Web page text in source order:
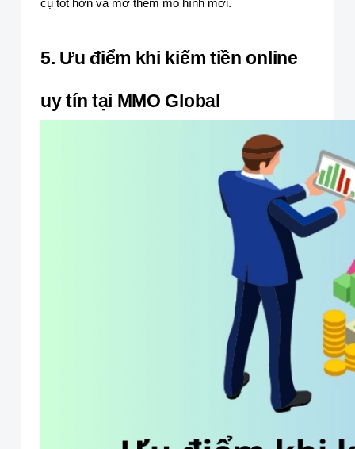
cụ tốt hơn và mở thêm mô hình mới.
5. Ưu điểm khi kiếm tiền online
uy tín tại MMO Global